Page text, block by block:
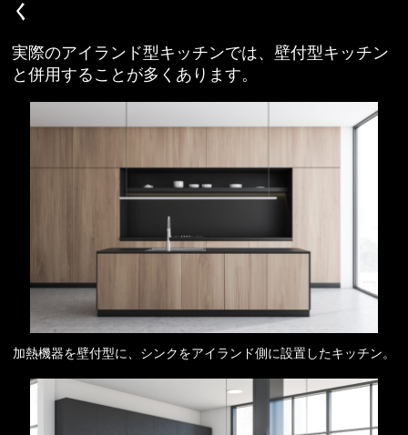
く
実際のアイランド型キッチンでは、壁付型キッチン
と併用することが多くあります。
加熱機器を壁付型に、シンクをアイランド側に設置したキッチン。